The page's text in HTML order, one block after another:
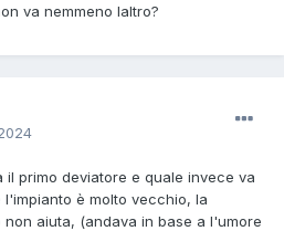
va nemmeno laltro?
primo deviatore e quale invece va
l'impianto è molto vecchio, la
aiuta, (andava in base a l'umore